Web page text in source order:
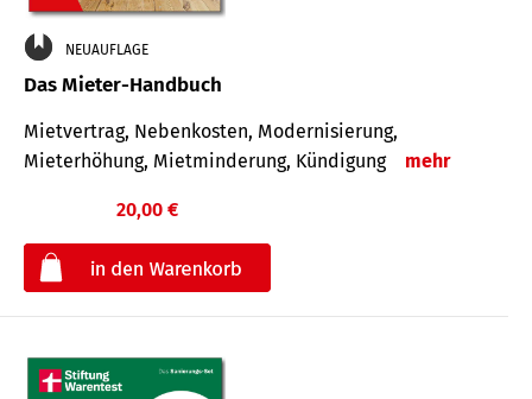
NEUAUFLAGE
Das Mieter-Handbuch
Mietvertrag, Nebenkosten, Modernisierung,
Mieterhöhung, Mietminderung, Kündigung
mehr
20,00 €